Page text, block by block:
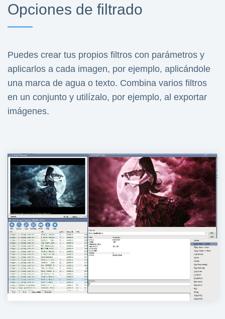
Opciones de filtrado
Puedes crear tus propios filtros con parámetros y
aplicarlos a cada imagen, por ejemplo, aplicándole
una marca de agua o texto. Combina varios filtros
en un conjunto y utilízalo, por ejemplo, al exportar
imágenes.